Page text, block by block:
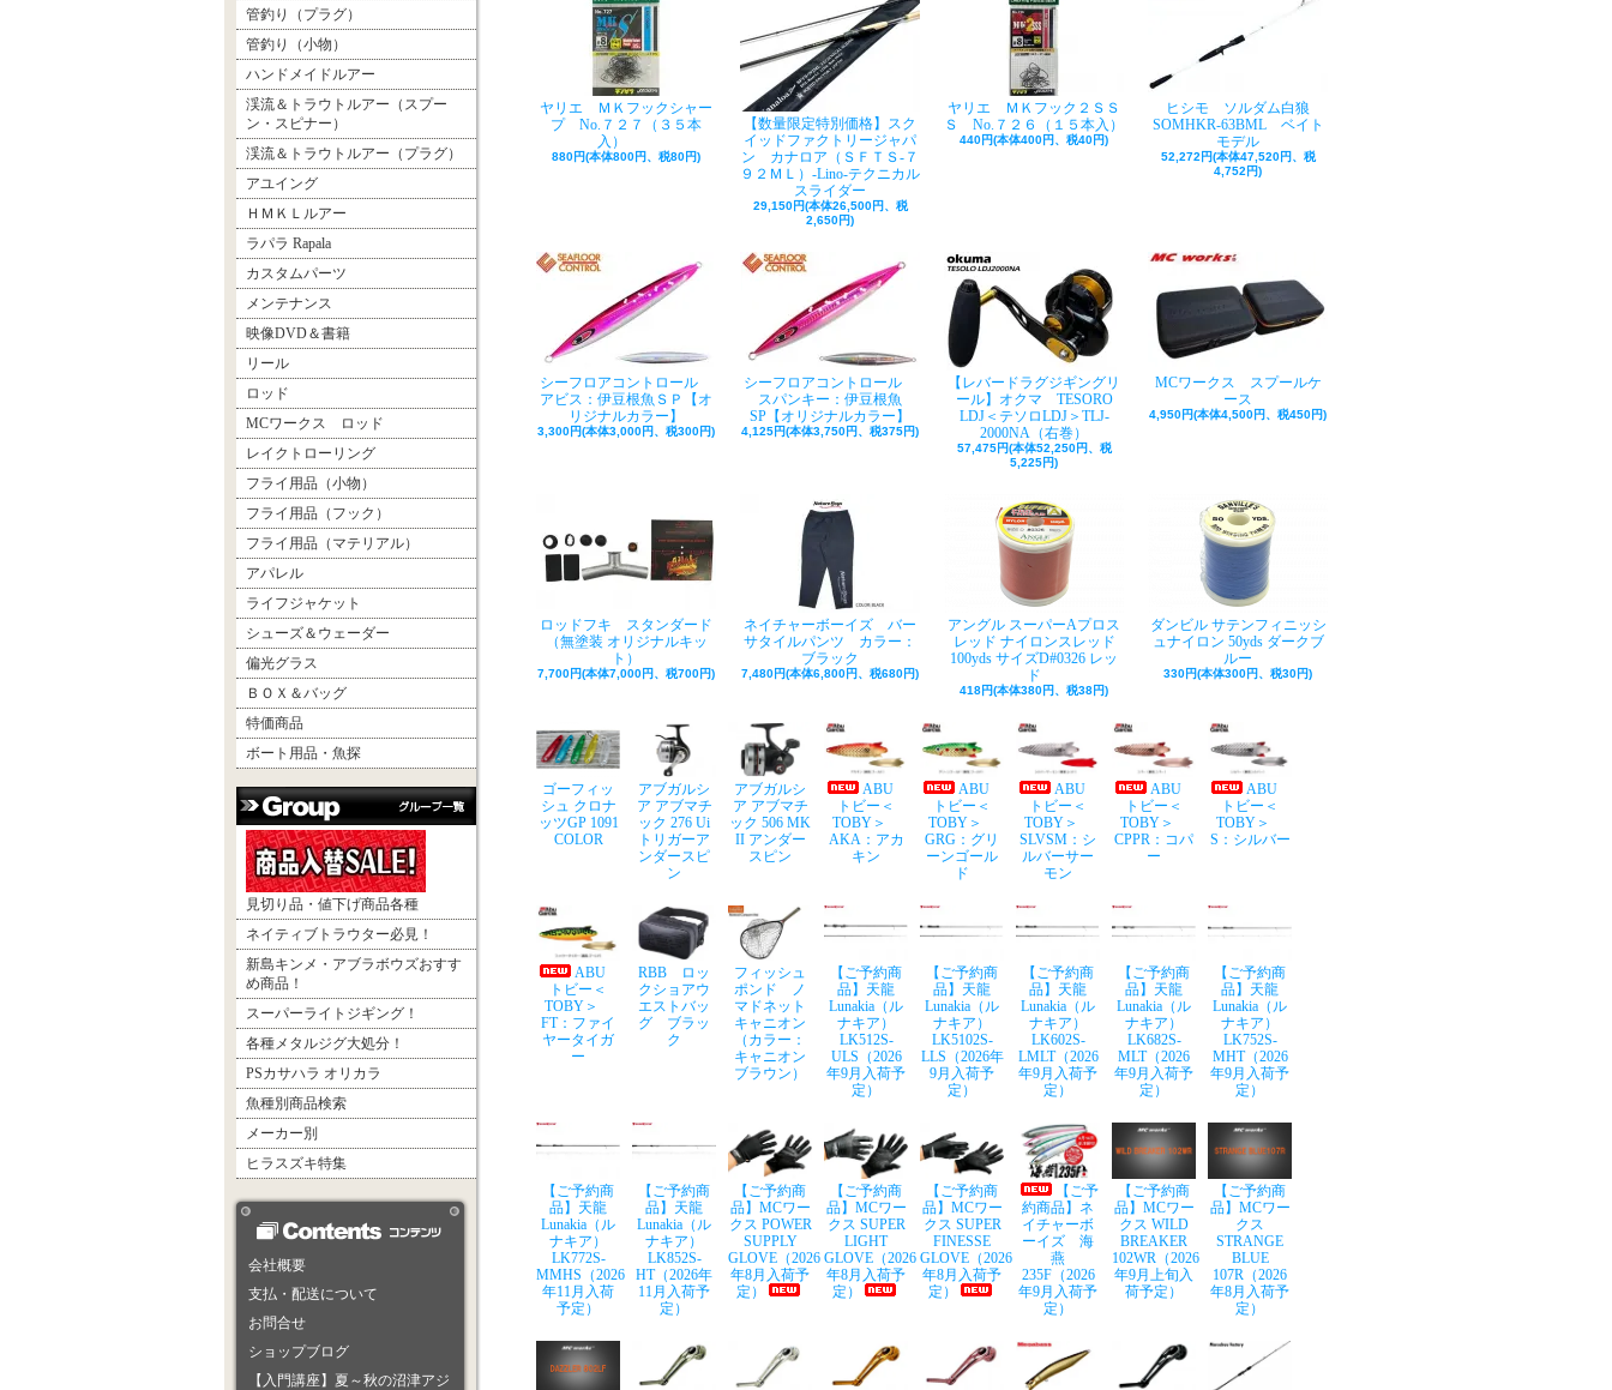
管釣り（プラグ）
管釣り（小物）
ハンドメイドルアー
渓流＆トラウトルアー（スプー
ン・スピナー）
渓流＆トラウトルアー（プラグ）
アユイング
ＨＭＫＬルアー
ラパラ Rapala
カスタムパーツ
メンテナンス
映像DVD＆書籍
リール
ロッド
MCワークス ロッド
レイクトローリング
フライ用品（小物）
フライ用品（フック）
フライ用品（マテリアル）
アパレル
ライフジャケット
シューズ＆ウェーダー
偏光グラス
ＢＯＸ＆バッグ
特価商品
ボート用品・魚探
見切り品・値下げ商品各種
ネイティブトラウター必見！
新島キンメ・アブラボウズおすす
め商品！
スーパーライトジギング！
各種メタルジグ大処分！
PSカサハラ オリカラ
魚種別商品検索
メーカー別
ヒラスズキ特集
会社概要
支払・配送について
お問合せ
ショップブログ
【入門講座】夏～秋の沼津アジ
ヤリエ ＭＫフックシャー
プ No.７２７（３５本
入）
880円(本体800円、税80円)
【数量限定特別価格】スク
イッドファクトリージャパ
ン カナロア（ＳＦＴＳ-７
９２ＭＬ）-Lino-テクニカル
スライダー
29,150円(本体26,500円、税
2,650円)
ヤリエ ＭＫフック２ＳＳ
Ｓ No.７２６（１５本入）
440円(本体400円、税40円)
ヒシモ ソルダム白狼
SOMHKR-63BML ベイト
モデル
52,272円(本体47,520円、税
4,752円)
シーフロアコントロール
アビス：伊豆根魚ＳＰ【オ
リジナルカラー】
3,300円(本体3,000円、税300円)
シーフロアコントロール
スパンキー：伊豆根魚
SP【オリジナルカラー】
4,125円(本体3,750円、税375円)
【レバードラグジギングリ
ール】オクマ TESORO
LDJ＜テソロLDJ＞TLJ-
2000NA（右巻）
57,475円(本体52,250円、税
5,225円)
MCワークス スプールケ
ース
4,950円(本体4,500円、税450円)
ロッドフキ スタンダード
（無塗装 オリジナルキッ
ト）
7,700円(本体7,000円、税700円)
ネイチャーボーイズ バー
サタイルパンツ カラー：
ブラック
7,480円(本体6,800円、税680円)
アングル スーパーAプロス
レッド ナイロンスレッド
100yds サイズD#0326 レッ
ド
418円(本体380円、税38円)
ダンビル サテンフィニッシ
ュナイロン 50yds ダークブ
ルー
330円(本体300円、税30円)
ゴーフィッ
シュ クロナ
ッツGP 1091
COLOR
アブガルシ
ア アブマチ
ック 276 Ui
トリガーア
ンダースピ
ン
アブガルシ
ア アブマチ
ック 506 MK
II アンダー
スピン
ABU
トビー＜
TOBY＞
AKA：アカ
キン
ABU
トビー＜
TOBY＞
GRG：グリ
ーンゴール
ド
ABU
トビー＜
TOBY＞
SLVSM：シ
ルバーサー
モン
ABU
トビー＜
TOBY＞
CPPR：コパ
ー
ABU
トビー＜
TOBY＞
S：シルバー
ABU
トビー＜
TOBY＞
FT：ファイ
ヤータイガ
ー
RBB ロッ
クショアウ
エストバッ
グ ブラッ
ク
フィッシュ
ポンド ノ
マドネット
キャニオン
（カラー：
キャニオン
ブラウン）
【ご予約商
品】天龍
Lunakia（ル
ナキア）
LK512S-
ULS（2026
年9月入荷予
定）
【ご予約商
品】天龍
Lunakia（ル
ナキア）
LK5102S-
LLS（2026年
9月入荷予
定）
【ご予約商
品】天龍
Lunakia（ル
ナキア）
LK602S-
LMLT（2026
年9月入荷予
定）
【ご予約商
品】天龍
Lunakia（ル
ナキア）
LK682S-
MLT（2026
年9月入荷予
定）
【ご予約商
品】天龍
Lunakia（ル
ナキア）
LK752S-
MHT（2026
年9月入荷予
定）
【ご予約商
品】天龍
Lunakia（ル
ナキア）
LK772S-
MMHS（2026
年11月入荷
予定）
【ご予約商
品】天龍
Lunakia（ル
ナキア）
LK852S-
HT（2026年
11月入荷予
定）
【ご予約商
品】MCワー
クス POWER
SUPPLY
GLOVE（2026
年8月入荷予
定）
【ご予約商
品】MCワー
クス SUPER
LIGHT
GLOVE（2026
年8月入荷予
定）
【ご予約商
品】MCワー
クス SUPER
FINESSE
GLOVE（2026
年8月入荷予
定）
【ご予
約商品】ネ
イチャーボ
ーイズ 海
燕
235F（2026
年9月入荷予
定）
【ご予約商
品】MCワー
クス WILD
BREAKER
102WR（2026
年9月上旬入
荷予定）
【ご予約商
品】MCワー
クス
STRANGE
BLUE
107R（2026
年8月入荷予
定）